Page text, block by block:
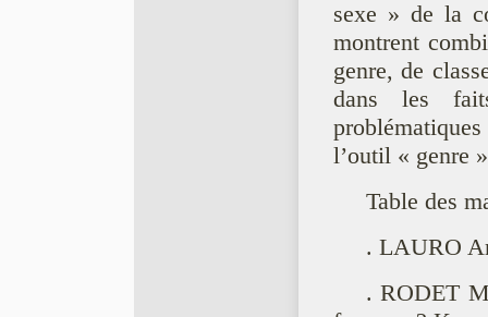
sexe » de la
montrent
genre, de
dans les
l’outil « genre
Table des
. LAURO
. RODET